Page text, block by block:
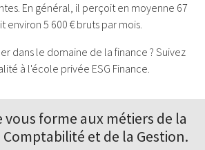
En général, il perçoit en moyenne 67
environ 5 600 € bruts par mois.
dans le domaine de la finance ? Suivez
à l'école privée ESG Finance.
vous forme aux métiers de la
Comptabilité et de la Gestion.